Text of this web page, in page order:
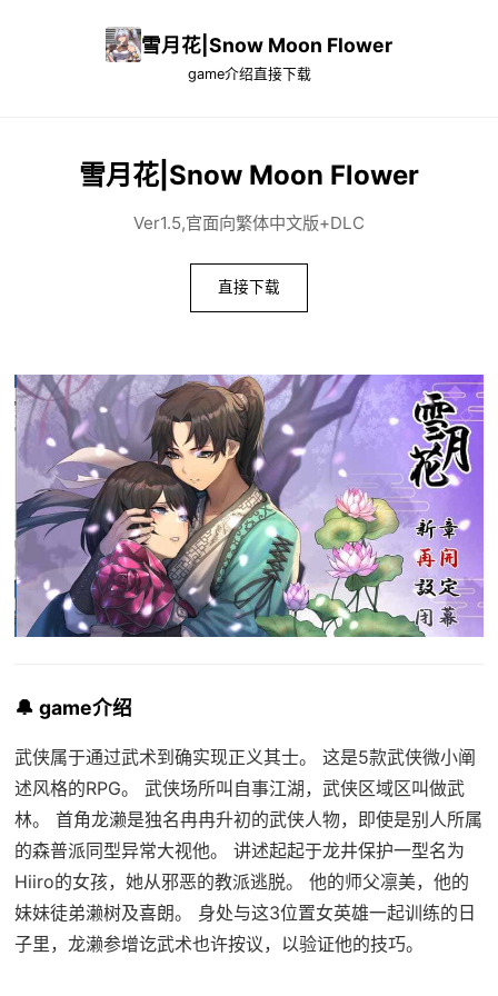
雪月花|Snow Moon Flower
game介绍直接下载
雪月花|Snow Moon Flower
Ver1.5,官面向繁体中文版+DLC
直接下载
🔔 game介绍
武侠属于通过武术到确实现正义其士。 这是5款武侠微小阐
述风格的RPG。 武侠场所叫自事江湖，武侠区域区叫做武
林。 首角龙濑是独名冉冉升初的武侠人物，即使是别人所属
的森普派同型异常大视他。 讲述起起于龙井保护一型名为
Hiiro的女孩，她从邪恶的教派逃脱。 他的师父凛美，他的
妹妹徒弟濑树及喜朗。 身处与这3位置女英雄一起训练的日
子里，龙濑参增讫武术也许按议，以验证他的技巧。